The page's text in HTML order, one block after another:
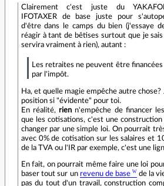
Clairement c'est juste du
IFOTAXER de base juste pour
d'être dans le camps du bien (j'essaye
réagir à tant de bêtises surtout que je sais
servira vraiment à rien), autant :
Les retraites ne peuvent être
par l'impôt.
Ha, et quelle magie empêche autre
position si "évidente" pour toi.
En réalité, rien n'empêche de financer
que les cotisations, c'est une
changer par une simple loi. On pourrait
avec 0% de cotisation sur les salaires et
de la TVA ou l'IR par exemple, c'est une
En fait, on pourrait même faire une loi
baser tout sur un revenu de base
de la
pas du tout d'un travail, construction